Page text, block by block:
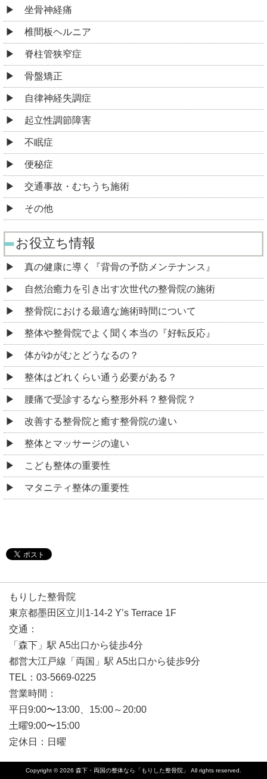
坐骨神経痛
椎間板ヘルニア
脊柱管狭窄症
骨盤矯正
自律神経失調症
起立性調節障害
不眠症
便秘症
交通事故・むちうち施術
その他
お役立ち情報
真の健康に導く『背骨の予防メンテナンス』
自然治癒力を引き出す次世代の整骨院の施術
整骨院における最適な施術時間について
整体や整骨院でよく聞く本当の『好転反応』
体がゆがむとどうなるの？
整体はどれくらい通う必要がある？
腰痛で受診するなら整形外科？整骨院？
改善する整骨院と癒す整骨院の違い
整体とマッサージの違い
こども整体の重要性
マタニティ整体の重要性
もりした整骨院
東京都墨田区立川1-14-2 Y’s Terrace 1F
交通：
「森下」駅 A5出口から徒歩4分
都営大江戸線「両国」駅 A5出口から徒歩9分
TEL：03-5669-0225
営業時間：
平日9:00〜13:00、15:00～20:00
土曜9:00〜15:00
定休日：日曜
Copyright © 2026 森下・両国の整体なら「もりした整骨院」 All rights reserved.